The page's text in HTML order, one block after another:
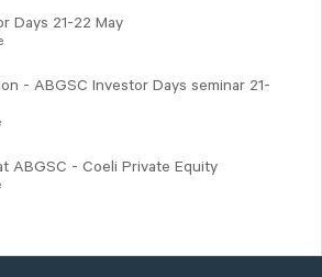
Days 21-22 May
- ABGSC Investor Days seminar 21-
ABGSC - Coeli Private Equity